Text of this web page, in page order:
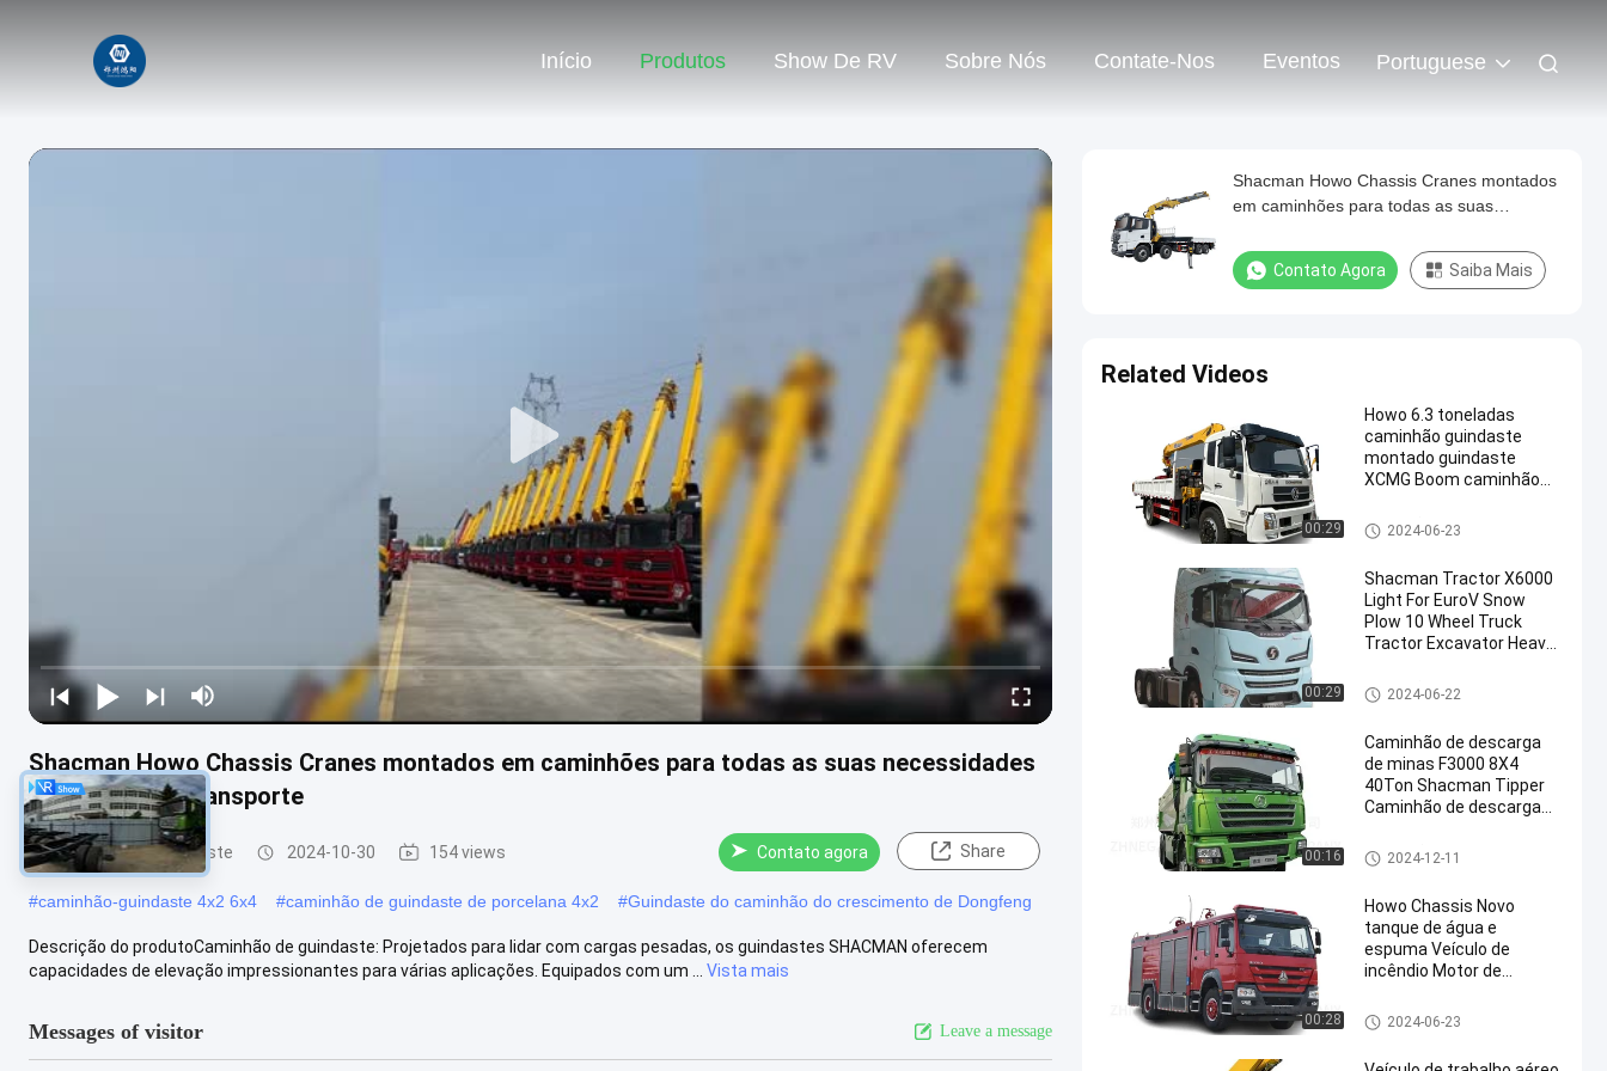
Início Produtos Show De RV Sobre Nós Contate-Nos Eventos Portuguese
Shacman Howo Chassis Cranes montados em caminhões para todas as suas necessidades
de elevação e transporte
caminhão do guindaste 2024-10-30 154 views Contato agora Share
#caminhão-guindaste 4x2 6x4 #caminhão de guindaste de porcelana 4x2 #Guindaste do caminhão do crescimento de Dongfeng
Descrição do produtoCaminhão de guindaste: Projetados para lidar com cargas pesadas, os guindastes SHACMAN oferecem
capacidades de elevação impressionantes para várias aplicações. Equipados com um ...
Vista mais
Messages of visitor Leave a message
Shacman Howo Chassis Cranes montados
em caminhões para todas as suas
Contato Agora Saiba Mais
Related Videos
00:29
Howo 6.3 toneladas
caminhão guindaste
montado guindaste
XCMG Boom caminhão
caminhão do guindaste
2024-06-23
00:29
Shacman Tractor X6000
Light For EuroV Snow
Plow 10 Wheel Truck
Tractor Excavator Heavy
caminhão do trator do shacm
an
2024-06-22
00:16
Caminhão de descarga
de minas F3000 8X4
40Ton Shacman Tipper
Caminhão de descarga
Caminhão basculante de SHA
CMAN
2024-12-11
00:28
Howo Chassis Novo
tanque de água e
espuma Veículo de
incêndio Motor de
combate a incêndio Para
venda
carro de bombeiros
2024-06-23